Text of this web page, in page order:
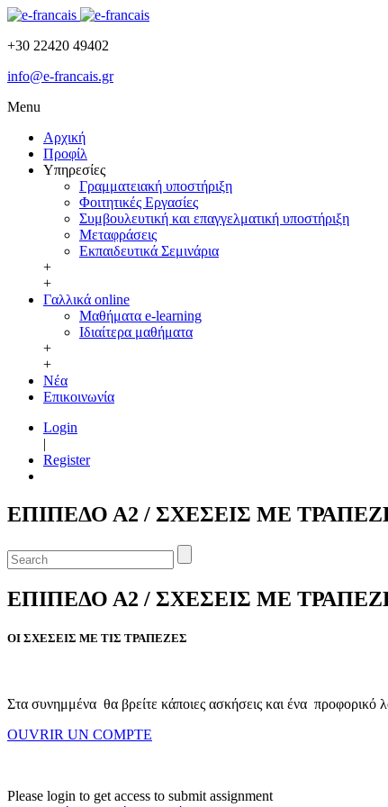
+30 22420 49402
info@e-francais.gr
Menu
Αρχική
Προφίλ
Υπηρεσίες
Γραμματειακή υποστήριξη
Φοιτητικές Εργασίες
Συμβουλευτική και επαγγελματική υποστήριξη
Μεταφράσεις
Εκπαιδευτικά Σεμινάρια
+
+
Γαλλικά online
Μαθήματα e-learning
Ιδιαίτερα μαθήματα
+
+
Νέα
Επικοινωνία
Login
|
Register
ΕΠΙΠΕΔΟ Α2 / ΣΧΕΣΕΙΣ ΜΕ
ΕΠΙΠΕΔΟ Α2 / ΣΧΕΣΕΙΣ ΜΕ
ΟΙ ΣΧΕΣΕΙΣ ΜΕ ΤΙΣ ΤΡΑΠΕΖΕΣ
Στα συνημμένα θα βρείτε κάποιες ασκήσεις και ένα προφορικό
OUVRIR UN COMPTE
Please login to get access to submit assignment